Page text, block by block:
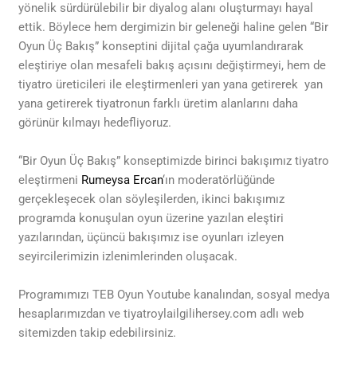
yönelik sürdürülebilir bir diyalog alanı oluşturmayı hayal
ettik. Böylece hem dergimizin bir geleneği haline gelen “Bir
Oyun Üç Bakış” konseptini dijital çağa uyumlandırarak
eleştiriye olan mesafeli bakış açısını değiştirmeyi, hem de
tiyatro üreticileri ile eleştirmenleri yan yana getirerek yan
yana getirerek tiyatronun farklı üretim alanlarını daha
görünür kılmayı hedefliyoruz.
“Bir Oyun Üç Bakış” konseptimizde birinci bakışımız tiyatro
eleştirmeni Rumeysa Ercan‘ın moderatörlüğünde
gerçekleşecek olan söyleşilerden, ikinci bakışımız
programda konuşulan oyun üzerine yazılan eleştiri
yazılarından, üçüncü bakışımız ise oyunları izleyen
seyircilerimizin izlenimlerinden oluşacak.
Programımızı TEB Oyun Youtube kanalından, sosyal medya
hesaplarımızdan ve tiyatroylailgilihersey.com adlı web
sitemizden takip edebilirsiniz.